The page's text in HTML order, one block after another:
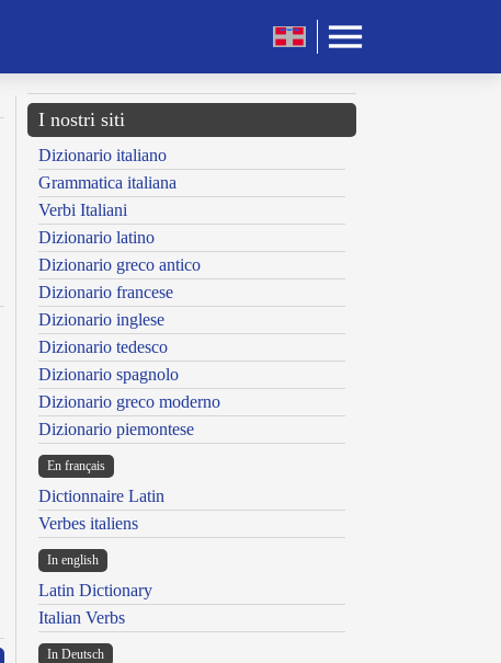
I nostri siti
Dizionario italiano
Grammatica italiana
Verbi Italiani
Dizionario latino
Dizionario greco antico
Dizionario francese
Dizionario inglese
Dizionario tedesco
Dizionario spagnolo
Dizionario greco moderno
Dizionario piemontese
En français
Dictionnaire Latin
Verbes italiens
In english
Latin Dictionary
Italian Verbs
In Deutsch